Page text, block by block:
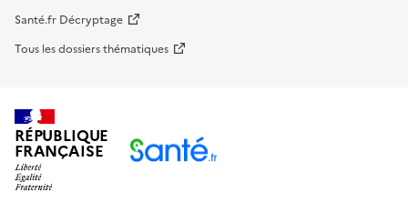
Santé.fr Décryptage
Tous les dossiers thématiques
RÉPUBLIQUE
FRANÇAISE